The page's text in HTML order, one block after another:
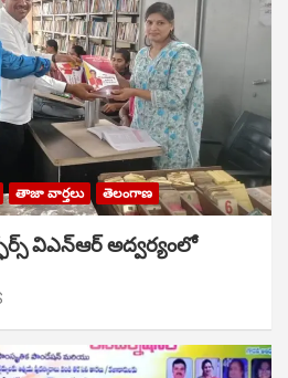
తాజా వార్తలు తెలంగాణ
విఎన్ఆర్ అద్వర్యంలో